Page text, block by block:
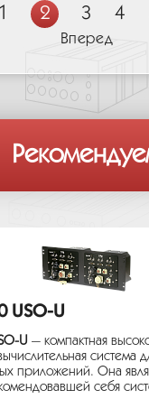
1 2 3 4
Вперед
USO-U
U — компактная
система
приложений. Она
себя